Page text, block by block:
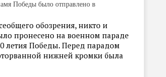
Победы было отправлено в
обозрения, никто и
пронесено на военном параде
летия Победы. Перед парадом
нижней кромки была